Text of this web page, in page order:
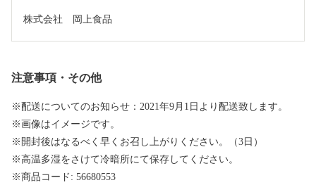
株式会社　岡上食品
注意事項・その他
※配送についてのお知らせ：2021年9月1日より配送致します。
※画像はイメージです。
※開封後はなるべく早くお召し上がりください。（3日）
※高温多湿をさけて冷暗所にて保存してください。
※商品コード: 56680553